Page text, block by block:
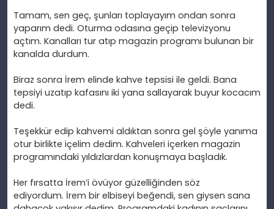
Tamam, sen geç, şunları toplayayım ondan sonra
yaparım dedi. Oturma odasına geçip televizyonu
açtım. Kanalları tur atıp magazin programı bulunan bir
kanalda durdum.
Biraz sonra İrem elinde kahve tepsisi ile geldi. Bana
tepsiyi uzatıp kafasını iki yana sallayarak buyur kocacım
dedi.
Teşekkür edip kahvemi aldıktan sonra gel şöyle yanıma
otur birlikte içelim dedim. Kahveleri içerken magazin
programındaki yıldızlardan konuşmaya başladık.
Her fırsatta İrem’i övüyor güzelliğinden söz
ediyordum. İrem bir elbiseyi beğendi, sen giysen sana